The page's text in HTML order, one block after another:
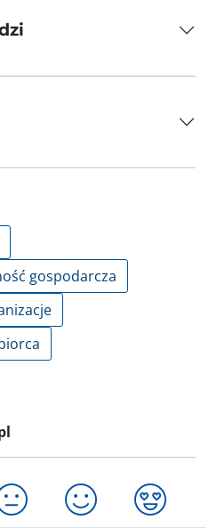
gospodarcza